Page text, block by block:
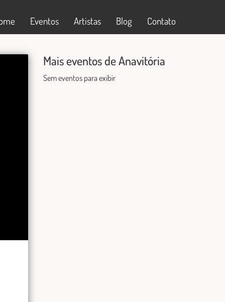
Eventos Artistas Blog Contato
Mais eventos de Anavitória
Sem eventos para exibir